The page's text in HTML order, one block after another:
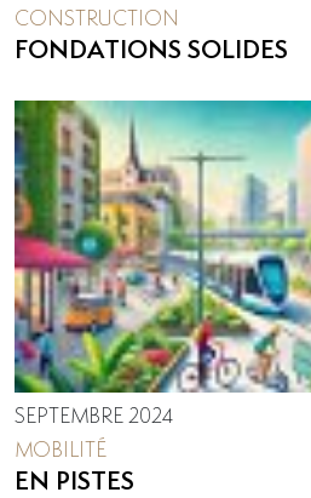
CONSTRUCTION
FONDATIONS SOLIDES
SEPTEMBRE 2024
MOBILITÉ
EN PISTES